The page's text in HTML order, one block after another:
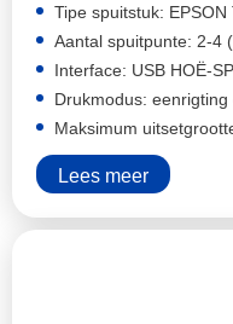
Tipe spuitstuk:
Aantal spuitpunte: 2-4
Interface: USB HOË-
Drukmodus:
Maksimum
Lees meer